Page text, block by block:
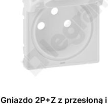
Gniazdo 2P+Z z przesłoną